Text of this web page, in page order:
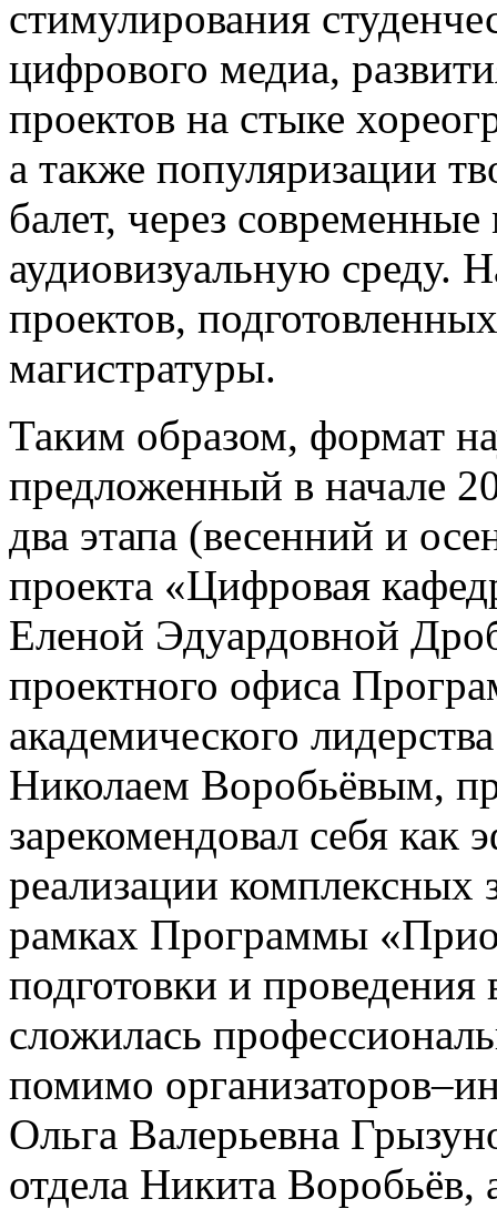
стимулирования
цифрового медиа,
проектов на стыке
а также популяризации
балет, через
аудиовизуальную среду.
проектов,
магистратуры.
Таким образом, формат
предложенный в начале
два этапа (весенний и
проекта «Цифровая
Еленой Эдуардовной
проектного офиса
академического
Николаем Воробьёвым,
зарекомендовал себя как
реализации комплексных
рамках Программы
подготовки и
сложилась
помимо
Ольга Валерьевна
отдела Никита Воробьёв,